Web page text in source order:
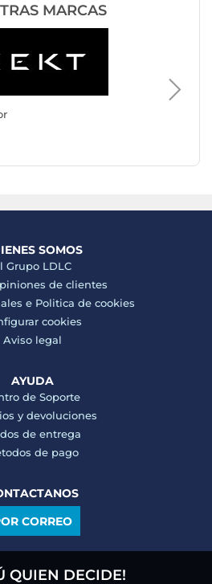
MARCAS
SOMOS
Grupo LDLC
de clientes
e Politica de cookies
cookies
Aviso legal
AYUDA
de Soporte
y devoluciones
de entrega
de pago
CORREO
QUIEN DECIDE!